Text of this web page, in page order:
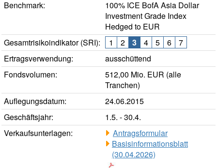
Benchmark:
100% ICE BofA Asia Dollar
Investment Grade Index
Hedged to EUR
Gesamtrisikoindikator (SRI):
1 2 3 4 5 6
7
Ertragsverwendung:
ausschüttend
Fondsvolumen:
512,00 Mio. EUR (alle
Tranchen)
Auflegungsdatum:
24.06.2015
Geschäftsjahr:
1.5. - 30.4.
Verkaufsunterlagen:
Antragsformular
Basisinformationsblatt
(30.04.2026)